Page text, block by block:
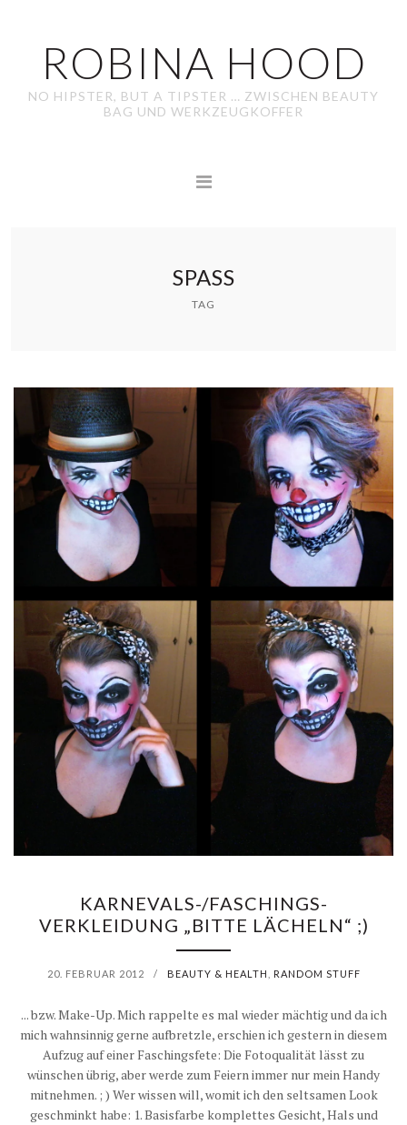
ROBINA HOOD
NO HIPSTER, BUT A TIPSTER … ZWISCHEN BEAUTY
BAG UND WERKZEUGKOFFER
SPASS
TAG
KARNEVALS-/FASCHINGS-
VERKLEIDUNG „BITTE LÄCHELN“ ;)
20. FEBRUAR 2012 / BEAUTY & HEALTH RANDOM STUFF
... bzw. Make-Up. Mich rappelte es mal wieder mächtig und da ich
mich wahnsinnig gerne aufbretzle, erschien ich gestern in diesem
Aufzug auf einer Faschingsfete: Die Fotoqualität lässt zu
wünschen übrig, aber werde zum Feiern immer nur mein Handy
mitnehmen. ; ) Wer wissen will, womit ich den seltsamen Look
geschminkt habe: 1. Basisfarbe komplettes Gesicht, Hals und